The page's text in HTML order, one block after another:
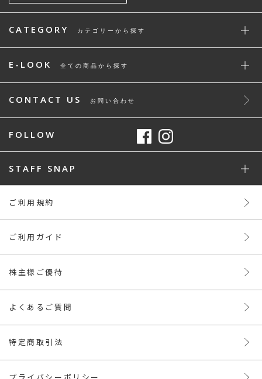
CATEGORY カテゴリーから探す
E-LOOK 全ての商品から探す
CONTACT US お問い合わせ
FOLLOW
STAFF SNAP
ご利用規約
ご利用ガイド
株主様ご優待
よくあるご質問
特定商取引法